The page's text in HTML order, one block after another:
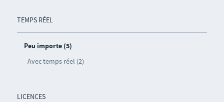
TEMPS RÉEL
Peu importe (5)
Avec temps réel (2)
LICENCES